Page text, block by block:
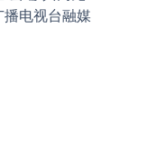
播电视台融媒